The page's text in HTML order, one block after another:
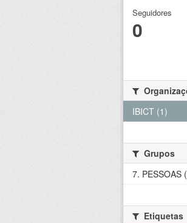
Seguidores
0
IBICT (1)
Grupos
7. PESSOAS
Etiquetas